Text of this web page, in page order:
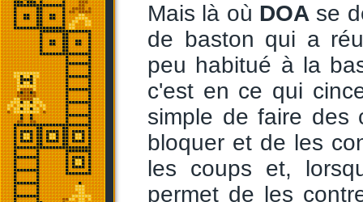
Mais là où DOA se
de baston qui a
peu habitué à la
c'est en ce qui
simple de faire des
bloquer et de les
les coups et,
permet de les